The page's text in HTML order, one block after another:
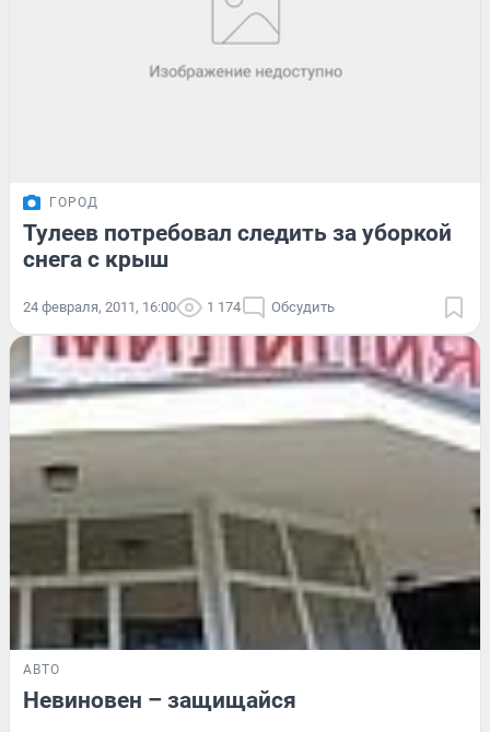
ГОРОД
Тулеев потребовал следить за уборкой
снега с крыш
24 февраля, 2011, 16:00 1 174 Обсудить
АВТО
Невиновен – защищайся